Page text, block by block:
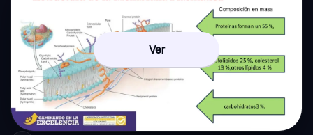
Ver